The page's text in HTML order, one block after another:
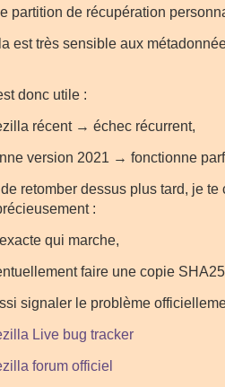
partition de récupération
est très sensible aux
donc utile :
récent → échec récurrent,
version 2021 → fonctionne
retomber dessus plus tard, je
:
qui marche,
faire une copie
signaler le problème
Live bug tracker
forum officiel